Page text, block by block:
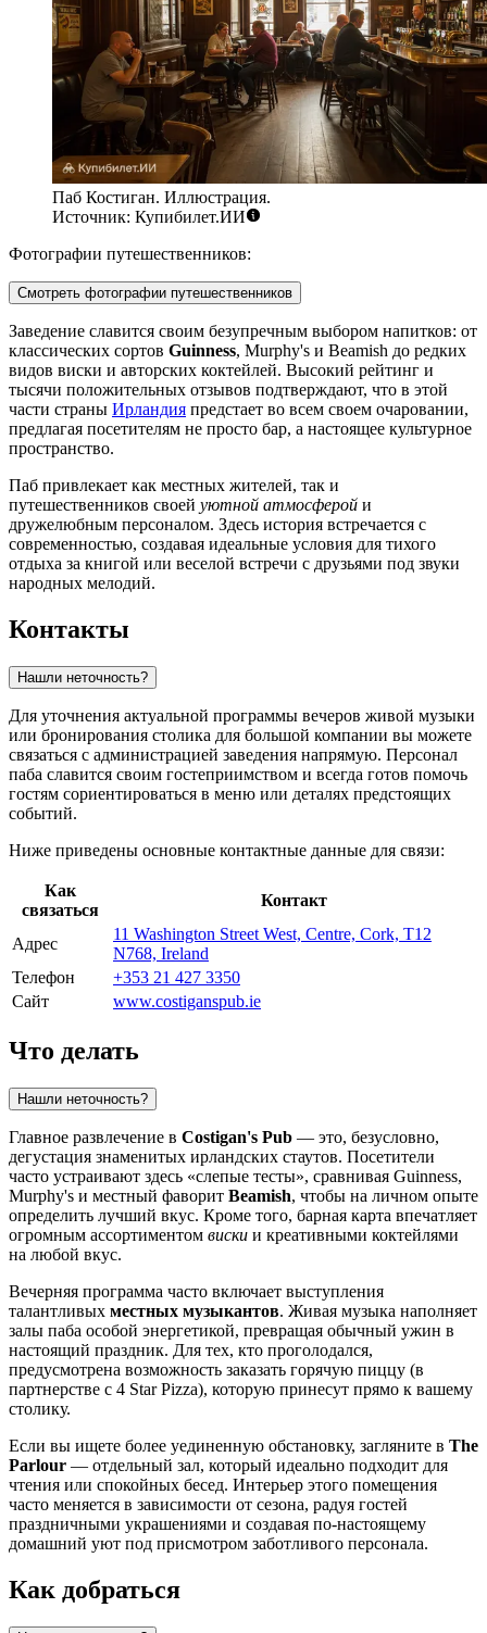
Паб Костиган. Иллюстрация.
Источник: Купибилет.ИИ
Фотографии путешественников:
Смотреть фотографии путешественников
Заведение славится своим безупречным выбором напитков: от
классических сортов Guinness, Murphy's и Beamish до редких
видов виски и авторских коктейлей. Высокий рейтинг и
тысячи положительных отзывов подтверждают, что в этой
части страны Ирландия предстает во всем своем очаровании,
предлагая посетителям не просто бар, а настоящее культурное
пространство.
Паб привлекает как местных жителей, так и
путешественников своей уютной атмосферой и
дружелюбным персоналом. Здесь история встречается с
современностью, создавая идеальные условия для тихого
отдыха за книгой или веселой встречи с друзьями под звуки
народных мелодий.
Контакты
Нашли неточность?
Для уточнения актуальной программы вечеров живой музыки
или бронирования столика для большой компании вы можете
связаться с администрацией заведения напрямую. Персонал
паба славится своим гостеприимством и всегда готов помочь
гостям сориентироваться в меню или деталях предстоящих
событий.
Ниже приведены основные контактные данные для связи:
Как
связаться
Контакт
Адрес
11 Washington Street West, Centre, Cork, T12
N768, Ireland
Телефон
+353 21 427 3350
Сайт
www.costiganspub.ie
Что делать
Нашли неточность?
Главное развлечение в Costigan's Pub — это, безусловно,
дегустация знаменитых ирландских стаутов. Посетители
часто устраивают здесь «слепые тесты», сравнивая Guinness,
Murphy's и местный фаворит Beamish, чтобы на личном опыте
определить лучший вкус. Кроме того, барная карта впечатляет
огромным ассортиментом виски и креативными коктейлями
на любой вкус.
Вечерняя программа часто включает выступления
талантливых местных музыкантов. Живая музыка наполняет
залы паба особой энергетикой, превращая обычный ужин в
настоящий праздник. Для тех, кто проголодался,
предусмотрена возможность заказать горячую пиццу (в
партнерстве с 4 Star Pizza), которую принесут прямо к вашему
столику.
Если вы ищете более уединенную обстановку, загляните в The
Parlour — отдельный зал, который идеально подходит для
чтения или спокойных бесед. Интерьер этого помещения
часто меняется в зависимости от сезона, радуя гостей
праздничными украшениями и создавая по-настоящему
домашний уют под присмотром заботливого персонала.
Как добраться